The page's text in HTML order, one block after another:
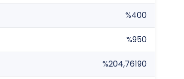
%400
%950
%204,76190